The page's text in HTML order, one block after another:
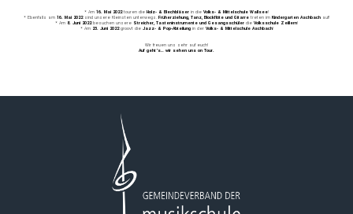
* Am 16. Mai 2022touren die Holz- & Blechbläser in die Volks- & Mittelschule Wallsee!
* Ebenfalls am 16. Mai 2022sind unsere Kleinsten unterwegs. Früherziehung, Tanz, Blockflöte und Gitarre treten im Kindergarten Aschbach auf!
* Am 8. Juni 2022besuchen unsere Streicher, Tasteninstrumente und Gesangsschüler die Volksschule Zeillern!
* Am 23. Juni 2022groovt die Jazz- & Pop-Abteilungin der Volks- & Mittelschule Aschbach!
Wir freuen uns sehr auf euch!
Auf geht’s… wir sehen uns on Tour.